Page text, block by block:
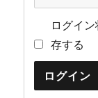
ログイ
存する
ログイン